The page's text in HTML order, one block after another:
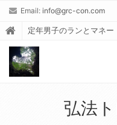
Email: info@grc-con.com
定年男子のランとマネー
弘法